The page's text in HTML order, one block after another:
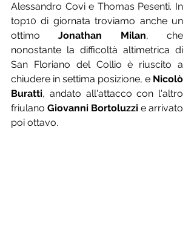
Alessandro Covi e Thomas Pesenti. In
top10 di giornata troviamo anche un
ottimo Jonathan Milan, che
nonostante la difficoltà altimetrica di
San Floriano del Collio è riuscito a
chiudere in settima posizione, e Nicolò
Buratti, andato all'attacco con l'altro
friulano Giovanni Bortoluzzi e arrivato
poi ottavo.